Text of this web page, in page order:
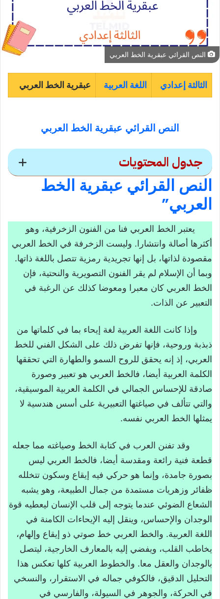
النص القرائي عبقرية الخط العربي
الثالثة إعدادي اللغة العربية عبقرية الخط العربي
النص القرائي عبقرية الخط العربي
جدول المحتويات
النص القرائيعبقرية الخط
العربي
النص القرائي عبقرية الخط العربي”
عتبة القراءة
ملاحظة مؤشرات النص الخارجية
صاحب النص
مجال النص
العنوان (عبقرية الخط العربي)
بداية النص ونهايته
بناء فرضية القراءة
القراءة التوجيهية
الإيضاح اللغوي
الفكرة المحورية للنص
القراءة التحليلية للنص
الأفكار الأساسية
الألفاظ والعبارات الدالة على جمالية الخط
العربي
الأدلة التي قدمت لإبراز عبقرية الخط
العربي
القيم الفنية
القراءة التركيبية
تحميل درس النص القرائي عبقرية الخط
العربي
النص القرائي عبقرية الخط
العربي”
يعتبر الخط العربي فنا من الفنون الزخرفية، وهو
أكثرها أصالة وانتشارا. وليست الزخرفة في الخط العربي
مقصودة لذاتها، بل إنها تجريدية رمزية تتصل باللغة ذاتها.
وبما أن الإسلام لم يقر الفنون التصويرية والنحتية، فإن
الخط العربي كان معبرا ومعوضا كذلك عن الرغبة في
التعبير عن الذات.
وإذا كانت اللغة العربية لغة إيحاء بما في كلماتها من
ذبذبة وروحية، فإنها تفرض ذلك على الشكل الفني للخط
العربي، إذ إنه يحقق للروح السمو والطهارة التي تحققها
الكلمة العربية أيضا، فالخط العربي هو تعبير وصورة
صادقة للإحساس الجمالي في الكلمة العربية الموسيقية،
والتي تتألف في صياغتها التعبيرية على أسس هندسية لا
يمثلها الخط العربي نفسه.
وقد تفنن العرب في كتابة الخط وصياغته مما جعله
قطعة فنية رائعة ومقدسة أيضا، فالخط العربي ليس
بصورة جامدة، وإنما هو حركي فيه إيقاع وسكون تتخلله
ظفائر وزهريات مستمدة من جمال الطبيعة، وهو يشبه
الشعاع الضوئي عندما يتوجه إلى قلب الإنسان ليعطيه قوة
الوجدان والإحساس، وينقل إليه الإيحاءات الكامنة في
اللغة العربية. والخط العربي خط صوتي ذو إيقاع وإلهام،
يخاطب القلب، ويفضي إليه بالمعارف الخارجية، ليتصل
بالوجدان والعقل معا. والخطوط العربية كلها تعكس هذا
التحليل الدقيق، فالكوفي جماله في الاستقرار، والنسخي
في الحركة، والجوهر في السيولة، والفارسي في